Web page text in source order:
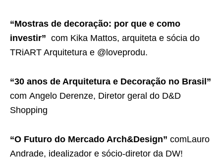
“Mostras de decoração: por que e como
investir” com Kika Mattos, arquiteta e sócia do
TRiART Arquitetura e @loveprodu.
“30 anos de Arquitetura e Decoração no Brasil”
com Angelo Derenze, Diretor geral do D&D
Shopping
“O Futuro do Mercado Arch&Design” comLauro
Andrade, idealizador e sócio-diretor da DW!